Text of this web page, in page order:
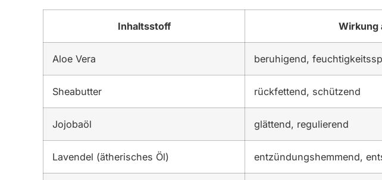
Inhaltsstoff Wirkung
Aloe Vera beruhigend,
Sheabutter rückfettend, schützend
Jojobaöl glättend, regulierend
Lavendel (ätherisches Öl) entzündungshemmend,